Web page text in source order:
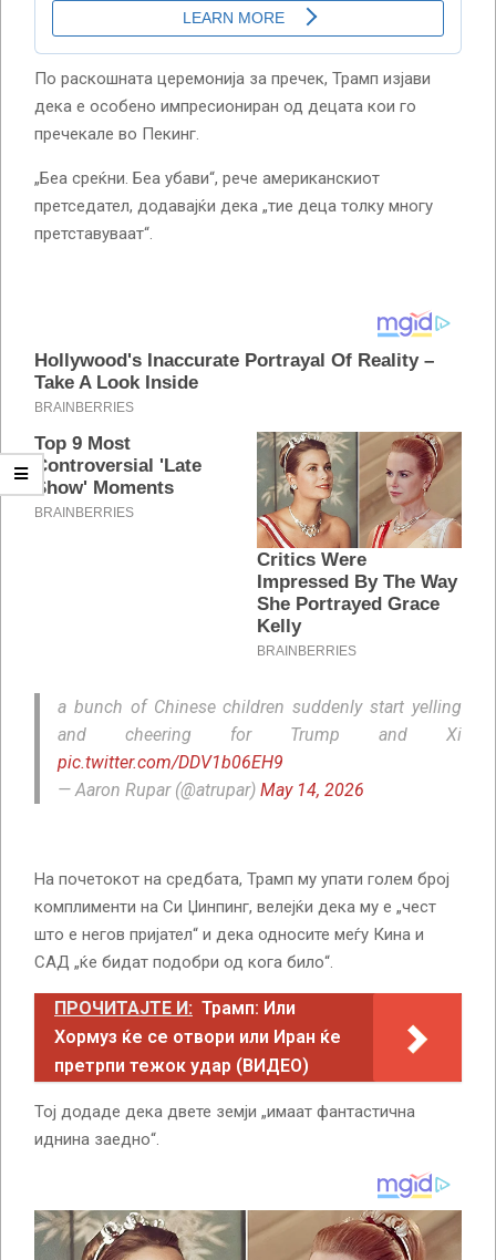
По раскошната церемонија за пречек, Трамп изјави
дека е особено импресиониран од децата кои го
пречекале во Пекинг.
„Беа среќни. Беа убави“, рече американскиот
претседател, додавајќи дека „тие деца толку многу
претставуваат“.
a bunch of Chinese children suddenly start yelling
and cheering for Trump and Xi
pic.twitter.com/DDV1b06EH9
— Aaron Rupar (@atrupar) May 14, 2026
На почетокот на средбата, Трамп му упати голем број
комплименти на Си Џинпинг, велејќи дека му е „чест
што е негов пријател“ и дека односите меѓу Кина и
САД „ќе бидат подобри од кога било“.
ПРОЧИТАЈТЕ И: Трамп: Или
Хормуз ќе се отвори или Иран ќе
претрпи тежок удар (ВИДЕО)
Тој додаде дека двете земји „имаат фантастична
иднина заедно“.